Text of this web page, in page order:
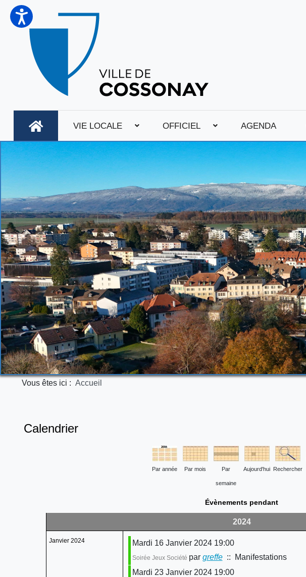
VIE LOCALE OFFICIEL AGENDA
Vous êtes ici : Accueil
Calendrier
Par année Par mois Par
semaine
Aujourd'hui Rechercher
Évènements pendant
2024
Janvier 2024 Mardi 16 Janvier 2024 19:00
Soirée Jeux Société par greffe:: Manifestations
Mardi 23 Janvier 2024 19:00